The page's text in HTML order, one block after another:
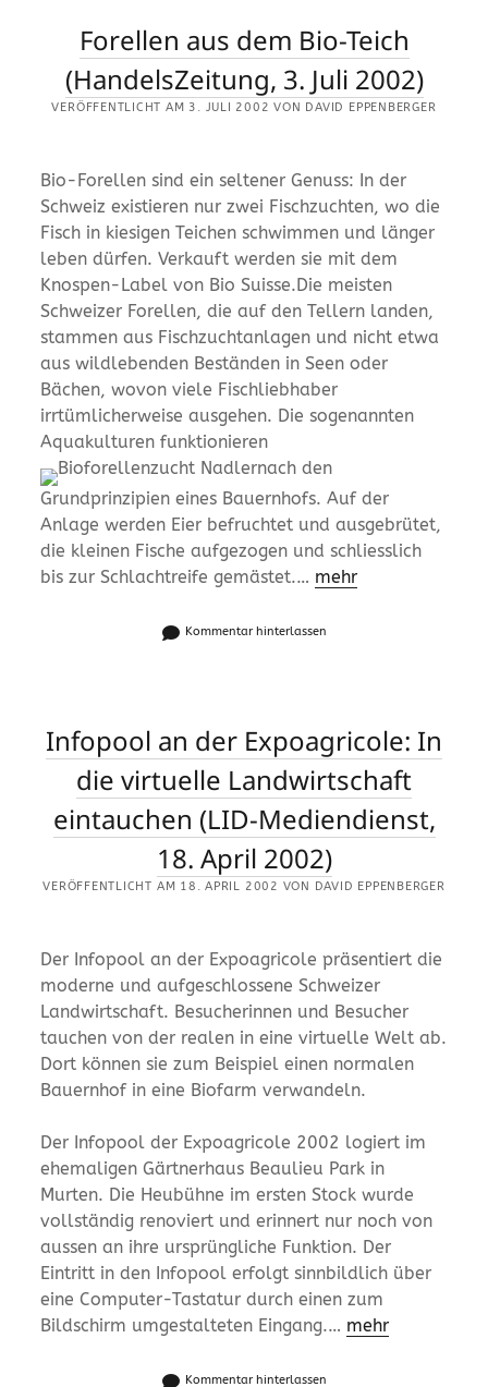
Forellen aus dem Bio-Teich
(HandelsZeitung, 3. Juli 2002)
VERÖFFENTLICHT AM 3. JULI 2002 VON DAVID EPPENBERGER
Bio-Forellen sind ein seltener Genuss: In der
Schweiz existieren nur zwei Fischzuchten, wo die
Fisch in kiesigen Teichen schwimmen und länger
leben dürfen. Verkauft werden sie mit dem
Knospen-Label von Bio Suisse.Die meisten
Schweizer Forellen, die auf den Tellern landen,
stammen aus Fischzuchtanlagen und nicht etwa
aus wildlebenden Beständen in Seen oder
Bächen, wovon viele Fischliebhaber
irrtümlicherweise ausgehen. Die sogenannten
Aquakulturen funktionieren
nach den
Grundprinzipien eines Bauernhofs. Auf der
Anlage werden Eier befruchtet und ausgebrütet,
die kleinen Fische aufgezogen und schliesslich
bis zur Schlachtreife gemästet.… mehr
Kommentar hinterlassen
Infopool an der Expoagricole: In
die virtuelle Landwirtschaft
eintauchen (LID-Mediendienst,
18. April 2002)
VERÖFFENTLICHT AM 18. APRIL 2002 VON DAVID EPPENBERGER
Der Infopool an der Expoagricole präsentiert die
moderne und aufgeschlossene Schweizer
Landwirtschaft. Besucherinnen und Besucher
tauchen von der realen in eine virtuelle Welt ab.
Dort können sie zum Beispiel einen normalen
Bauernhof in eine Biofarm verwandeln.
Der Infopool der Expoagricole 2002 logiert im
ehemaligen Gärtnerhaus Beaulieu Park in
Murten. Die Heubühne im ersten Stock wurde
vollständig renoviert und erinnert nur noch von
aussen an ihre ursprüngliche Funktion. Der
Eintritt in den Infopool erfolgt sinnbildlich über
eine Computer-Tastatur durch einen zum
Bildschirm umgestalteten Eingang.… mehr
Kommentar hinterlassen